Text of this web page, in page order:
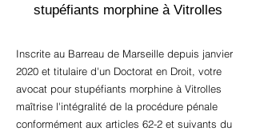
stupéfiants morphine à Vitrolles
Inscrite au Barreau de Marseille depuis janvier
2020 et titulaire d'un Doctorat en Droit, votre
avocat pour stupéfiants morphine à Vitrolles
maîtrise l'intégralité de la procédure pénale
conformément aux articles 62-2 et suivants du